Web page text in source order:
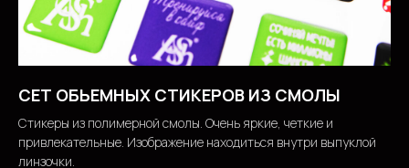
СЕТ ОБЬЕМНЫХ СТИКЕРОВ ИЗ СМОЛЫ
Стикеры из полимерной смолы. Очень яркие, четкие и
привлекательные. Изображение находиться внутри выпуклой
линзочки.